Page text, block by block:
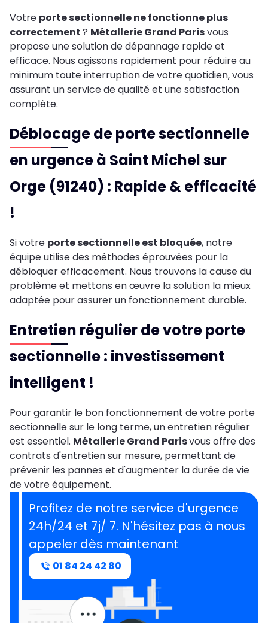
Votre porte sectionnelle ne fonctionne plus
correctement? Métallerie Grand Parisvous
propose une solution de dépannage rapide et
efficace. Nous agissons rapidement pour réduire au
minimum toute interruption de votre quotidien, vous
assurant un service de qualité et une satisfaction
complète.
Déblocage de porte sectionnelle
en urgence à Saint Michel sur
Orge (91240) : Rapide & efficacité
!
Si votre porte sectionnelle est bloquée, notre
équipe utilise des méthodes éprouvées pour la
débloquer efficacement. Nous trouvons la cause du
problème et mettons en œuvre la solution la mieux
adaptée pour assurer un fonctionnement durable.
Entretien régulier de votre porte
sectionnelle : investissement
intelligent !
Pour garantir le bon fonctionnement de votre porte
sectionnelle sur le long terme, un entretien régulier
est essentiel. Métallerie Grand Parisvous offre des
contrats d'entretien sur mesure, permettant de
prévenir les pannes et d'augmenter la durée de vie
de votre équipement.
Profitez de notre service d'urgence
24h/24 et 7j/ 7. N'hésitez pas à nous
appeler dès maintenant
01 84 24 42 80